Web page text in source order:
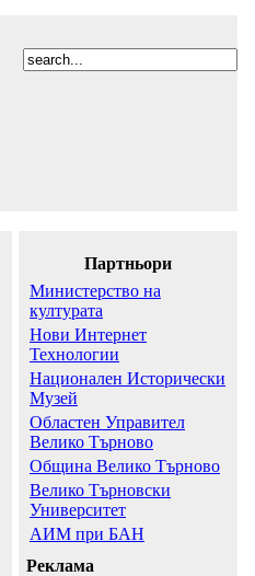
Партньори
Министерство на
културата
Нови Интернет
Технологии
Национален Исторически
Музей
Областен Управител
Велико Търново
Община Велико Търново
Велико Търновски
Университет
АИМ при БАН
Реклама